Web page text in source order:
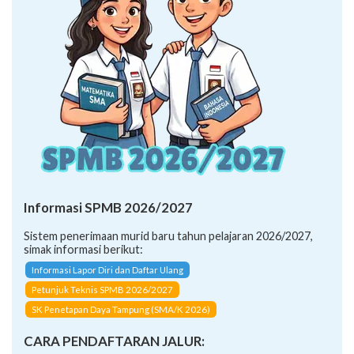
Informasi SPMB 2026/2027
Sistem penerimaan murid baru tahun pelajaran 2026/2027,
simak informasi berikut:
Informasi Lapor Diri dan Daftar Ulang
Petunjuk Teknis SPMB 2026/2027
SK Penetapan Daya Tampung (SMA/K 2026)
CARA PENDAFTARAN JALUR: